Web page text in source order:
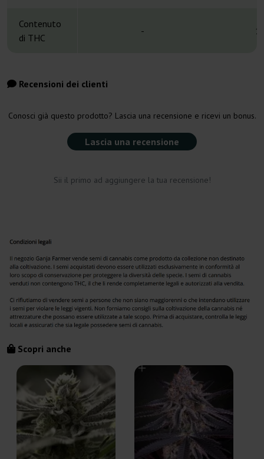
Contenuto
di THC
-
Recensioni dei clienti
Conosci già questo prodotto? Lascia una recensione e ricevi un bonus.
Lascia una recensione
Sii il primo ad aggiungere la tua recensione!
Scopri anche